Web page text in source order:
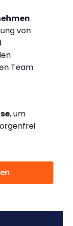
von
Team
, um